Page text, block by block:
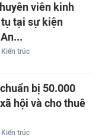
viên kinh
tại sự kiện
trúc
bị 50.000
hội và cho thuê
trúc